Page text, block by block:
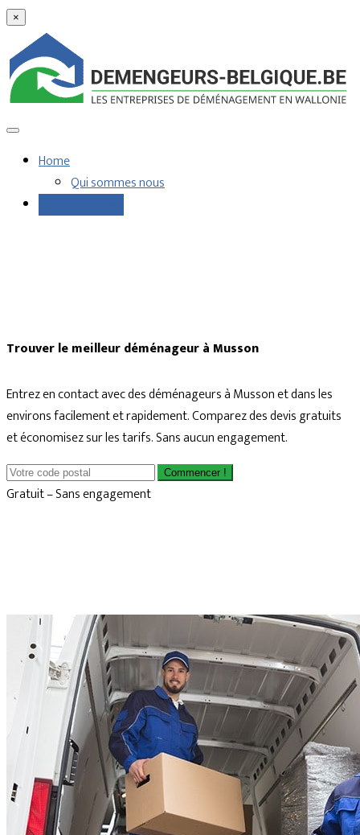
×
Home
Qui sommes nous
Trouver le meilleur déménageur à Musson
Entrez en contact avec des déménageurs à Musson et dans les
environs facilement et rapidement. Comparez des devis gratuits
et économisez sur les tarifs. Sans aucun engagement.
Commencer !
Gratuit – Sans engagement